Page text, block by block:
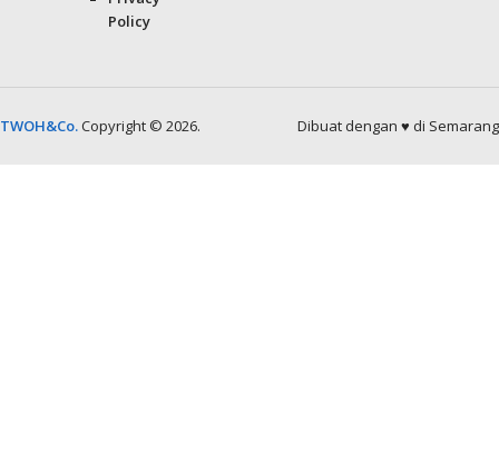
Policy
TWOH&Co.Copyright © 2026. Dibuat dengan ♥ di Semarang